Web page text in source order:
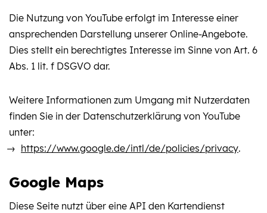
Die Nutzung von YouTube erfolgt im Interesse einer
ansprechenden Darstellung unserer Online-Angebote.
Dies stellt ein berechtigtes Interesse im Sinne von Art. 6
Abs. 1 lit. f DSGVO dar.
Weitere Informationen zum Umgang mit Nutzerdaten
finden Sie in der Datenschutzerklärung von YouTube
unter:
https://www.google.de/intl/de/policies/privacy.
Google Maps
Diese Seite nutzt über eine API den Kartendienst